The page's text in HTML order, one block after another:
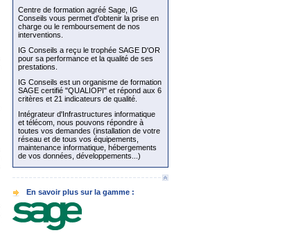
Centre de formation agréé Sage, IG
Conseils vous permet d'obtenir la prise en
charge ou le remboursement de nos
interventions.
IG Conseils a reçu le trophée SAGE D'OR
pour sa performance et la qualité de ses
prestations.
IG Conseils est un organisme de formation
SAGE certifié "QUALIOPI" et répond aux 6
critères et 21 indicateurs de qualité.
Intégrateur d'Infrastructures informatique
et télécom, nous pouvons répondre à
toutes vos demandes (installation de votre
réseau et de tous vos équipements,
maintenance informatique, hébergements
de vos données, développements...)
En savoir plus sur la gamme :